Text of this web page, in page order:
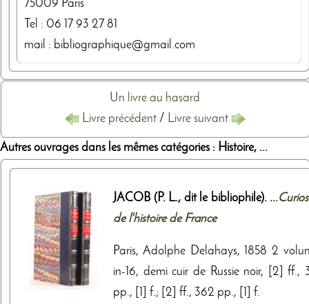
75009 Paris
Tel : 06 17 93 27 81
mail : bibliographique@gmail.com
Un livre au hasard
Livre précédent / Livre suivant
Autres ouvrages dans les mêmes catégories : Histoire, ...
JACOB (P. L., dit le bibliophile). ...
de l'histoire de France
Paris, Adolphe Delahays, 1858 2
in-16, demi cuir de Russie noir, [2] ff.,
pp., [1] f.; [2] ff., 362 pp., [1] f.